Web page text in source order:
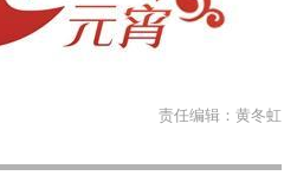
责任编辑： 黄冬虹